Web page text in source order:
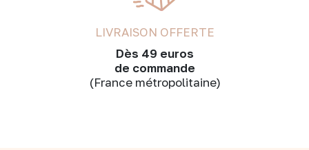
LIVRAISON OFFERTE
Dès 49 euros
de commande
(France métropolitaine)